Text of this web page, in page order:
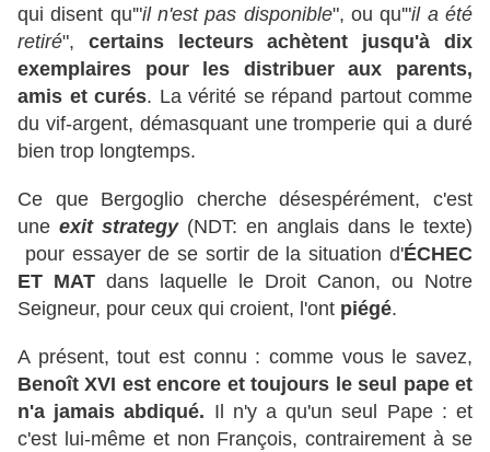
qui disent qu'"il n'est pas disponible", ou qu'"il a été
retiré", certains lecteurs achètent jusqu'à dix
exemplaires pour les distribuer aux parents,
amis et curés. La vérité se répand partout comme
du vif-argent, démasquant une tromperie qui a duré
bien trop longtemps.
Ce que Bergoglio cherche désespérément, c'est
une exit strategy(NDT: en anglais dans le texte)
pour essayer de se sortir de la situation d'ÉCHEC
ET MAT dans laquelle le Droit Canon, ou Notre
Seigneur, pour ceux qui croient, l'ont piégé.
A présent, tout est connu : comme vous le savez,
Benoît XVI est encore et toujours le seul pape et
n'a jamais abdiqué. Il n'y a qu'un seul Pape : et
c'est lui-même et non François, contrairement à se